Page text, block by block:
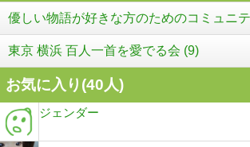
優しい物語が好きな方のためのコミュニ
東京 横浜 百人一首を愛でる会 (9)
お気に入り(40人)
ジェンダー